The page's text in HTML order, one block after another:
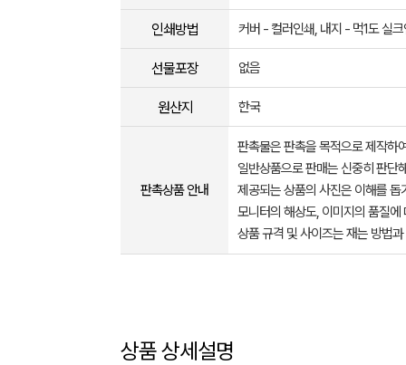
인쇄방법 커버 - 컬러인쇄, 내지 - 먹1도 실
선물포장 없음
원산지 한국
판촉상품 안내
판촉물은 판촉을 목적으로 제작하
일반상품으로 판매는 신중히 판단
제공되는 상품의 사진은 이해를
모니터의 해상도, 이미지의 품질
상품 규격 및 사이즈는 재는 방법
상품 상세설명